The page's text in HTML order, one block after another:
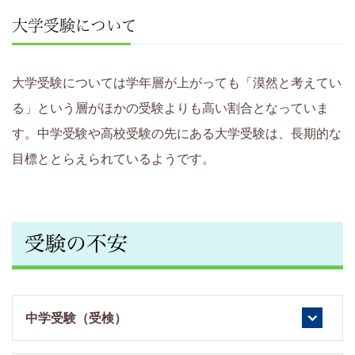
大学受験について
大学受験については学年層が上がっても「漠然と考えてい
る」という層がほかの受験よりも高い割合となっていま
す。中学受験や高校受験の先にある大学受験は、長期的な
目標ととらえられているようです。
受験の不安
中学受験（受検）